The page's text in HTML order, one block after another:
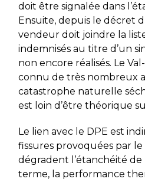
doit être signalée dans
Ensuite, depuis le décret
vendeur doit joindre la
indemnisés au titre d’un
non encore réalisés. Le
connu de très nombreux
catastrophe naturelle
est loin d’être théorique
Le lien avec le DPE est
fissures provoquées par
dégradent l’étanchéité de
terme, la performance